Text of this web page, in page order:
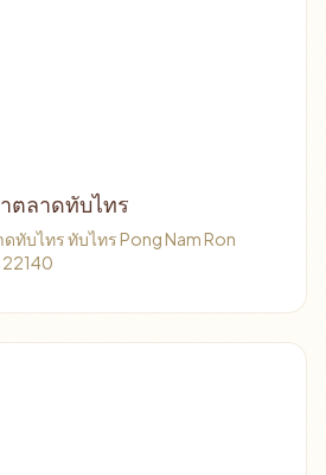
าตลาดทับไทร
ทับไทร ทับไทร Pong Nam Ron